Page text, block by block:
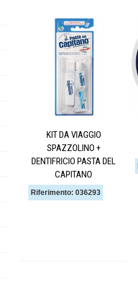
KIT DA VIAGGIO
SPAZZOLINO +
DENTIFRICIO PASTA DEL
CAPITANO
Riferimento: 036293